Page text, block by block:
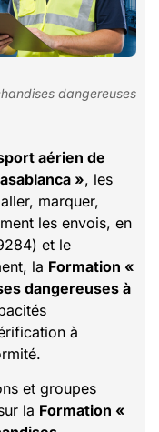
dangereuses
aérien de
», les
marquer,
les envois, en
et le
la Formation «
dangereuses à
à
et groupes
la Formation «